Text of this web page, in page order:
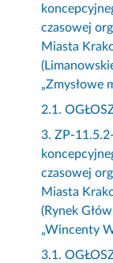
czasowej
Miasta
„Zmysłowe
2.1.
3. ZP-
czasowej
Miasta
(Rynek
„Wincenty
3.1.